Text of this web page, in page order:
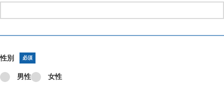
性別 必須
男性 女性